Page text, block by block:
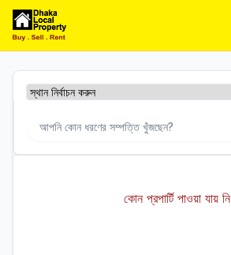
ঢাকা লোকাল প্রপার্টি
কোন প্রপার্টি পাওয়া যায় নি